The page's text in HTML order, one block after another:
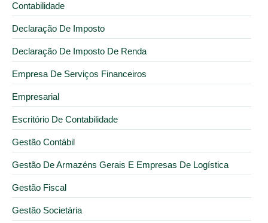
Contabilidade
Declaração De Imposto
Declaração De Imposto De Renda
Empresa De Serviços Financeiros
Empresarial
Escritório De Contabilidade
Gestão Contábil
Gestão De Armazéns Gerais E Empresas De Logística
Gestão Fiscal
Gestão Societária